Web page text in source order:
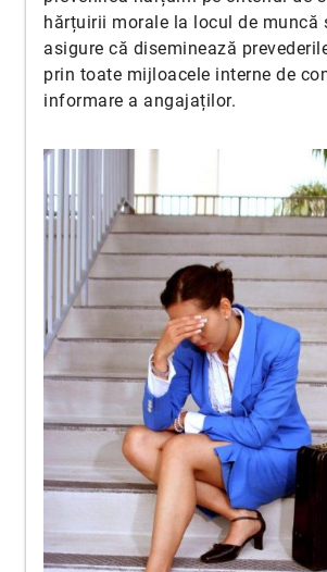
hărțuirii morale la locul de muncă
asigure că diseminează
prin toate mijloacele interne de
informare a angajaților.